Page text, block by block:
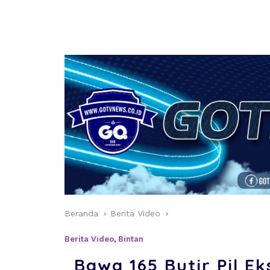
Beranda Berita Video
Berita Video, Bintan
Bawa 165 Butir Pil